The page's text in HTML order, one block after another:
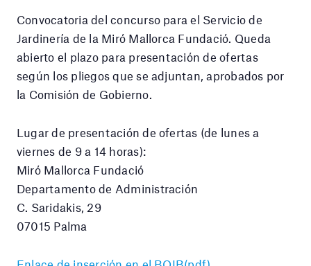
Convocatoria del concurso para el Servicio de
Jardinería de la Miró Mallorca Fundació. Queda
abierto el plazo para presentación de ofertas
según los pliegos que se adjuntan, aprobados por
la Comisión de Gobierno.
Lugar de presentación de ofertas (de lunes a
viernes de 9 a 14 horas):
Miró Mallorca Fundació
Departamento de Administración
C. Saridakis, 29
07015 Palma